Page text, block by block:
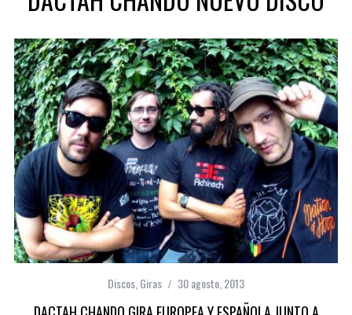
Discos,Giras 30 agosto, 2013